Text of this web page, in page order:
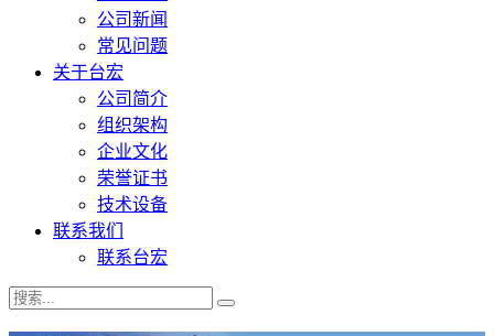
公司新闻
常见问题
关于台宏
公司简介
组织架构
企业文化
荣誉证书
技术设备
联系我们
联系台宏